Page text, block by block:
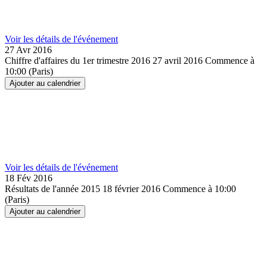
Voir les détails de l'événement
27 Avr 2016
Chiffre d'affaires du 1er trimestre 2016 27 avril 2016 Commence à
10:00 (Paris)
Ajouter au calendrier
Voir les détails de l'événement
18 Fév 2016
Résultats de l'année 2015 18 février 2016 Commence à 10:00
(Paris)
Ajouter au calendrier